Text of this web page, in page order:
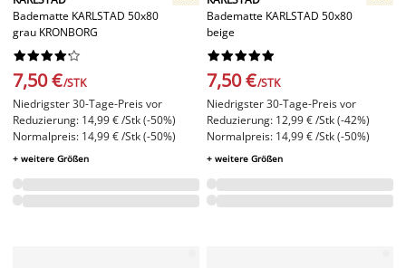
Badematte KARLSTAD 50x80
grau KRONBORG






7,50 €/STK
Niedrigster 30-Tage-Preis vor
Reduzierung: 14,99 € /Stk (-50%)
Normalpreis: 14,99 € /Stk (-50%)
+ weitere Größen
Badematte KARLSTAD 50x80
beige






7,50 €/STK
Niedrigster 30-Tage-Preis vor
Reduzierung: 12,99 € /Stk (-42%)
Normalpreis: 14,99 € /Stk (-50%)
+ weitere Größen